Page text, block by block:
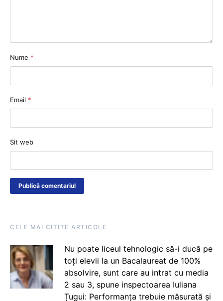
Nume *
Email *
Sit web
CELE MAI CITITE ARTICOLE
Nu poate liceul tehnologic să-i ducă pe
toți elevii la un Bacalaureat de 100%
absolvire, sunt care au intrat cu media
2 sau 3, spune inspectoarea Iuliana
Țugui: Performanța trebuie măsurată și